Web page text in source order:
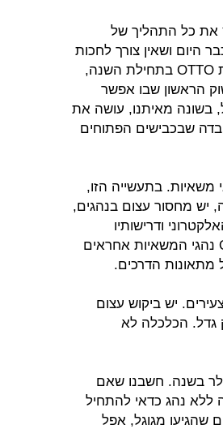
את כל התהליך של
היום ושאין צורך לחכות
שנים", מסביר רון. "החלטנו לפרוש מגוגל ביחד והקמנו את OTTO בתחילת השנה,
הראשון שבו אפשר
בשונה מאיתנו, עושה את
שבכבישים הפתוחים
מיליון משאיות וכ-2 מיליון נהגי משאיות. בתעשייה הזו,
יש מחסור עצום בנהגים,
ודרישותיו
למשלוחים וניוד מהיר של סחורות. עלפי נתונים של OTTO נהגי המשאיות אחראים
הדרכים.
יש ביקוש עצום
רק גדל. הכלכלה לא
של שוק של 700 מיליארד דולר בשנה. חשבנו שאם
ללא נהג כדאי להתחיל
שהגיעו מגוגל, אפל